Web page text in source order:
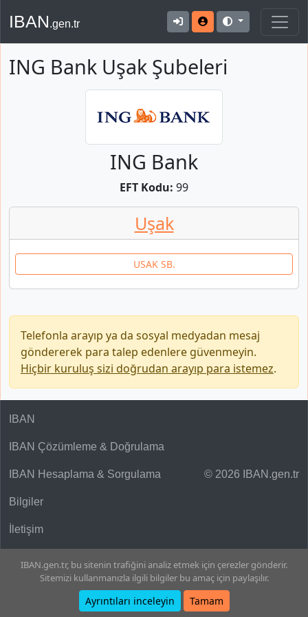
IBAN.gen.tr
ING Bank Uşak Şubeleri
ING Bank
EFT Kodu: 99
Uşak
USAK SB.
Telefonla arayıp ya da sosyal medyadan mesaj
göndererek para talep edenlere güvenmeyin.
Hiçbir kuruluş sizi doğrudan arayıp para istemez.
© 2026 IBAN.gen.tr
IBAN
IBAN Çözümleme & Doğrulama
IBAN Hesaplama & Sorgulama
Bilgiler
İletişim
IBAN.gen.tr, bu sitenin trafiğini analiz etmek için çerezler gönderir.
Sitemizi kullanmanızla ilgili bilgiler bu amaç için paylaşılır.
Ayrıntıları inceleyin Tamam